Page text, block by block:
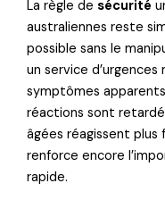
La règle desécurité
australiennes reste
possible sans le
un service d’urgences
symptômes
réactions sont
âgées réagissent
renforce encore
rapide.